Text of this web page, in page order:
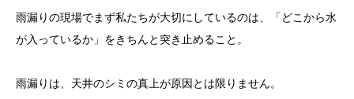
雨漏りの現場でまず私たちが大切にしているのは、「どこから水
が入っているか」をきちんと突き止めること。
雨漏りは、天井のシミの真上が原因とは限りません。